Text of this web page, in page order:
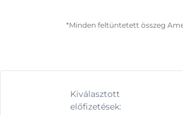
*Minden feltüntetett összeg
Kiválasztott
előfizetések: